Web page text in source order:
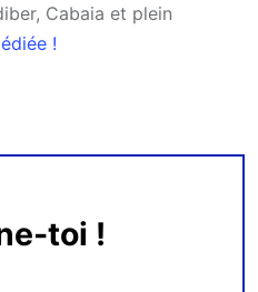
Cabaia et plein
!
toi !